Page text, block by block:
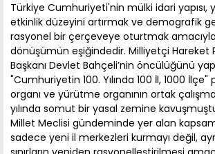
Türkiye Cumhuriyeti'nin mülki idari
etkinlik düzeyini artırmak ve demografik
rasyonel bir çerçeveye oturtmak
dönüşümün eşiğindedir. Milliyetçi Hareket
Başkanı Devlet Bahçeli’nin öncülüğünü
"Cumhuriyetin 100. Yılında 100 İl, 1000
organı ve yürütme organının ortak
yılında somut bir yasal zemine
Millet Meclisi gündeminde yer alan
sadece yeni il merkezleri kurmayı değil,